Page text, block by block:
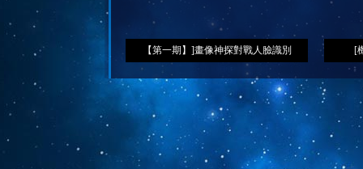
【第一期】]畫像神探對戰人臉識別 [